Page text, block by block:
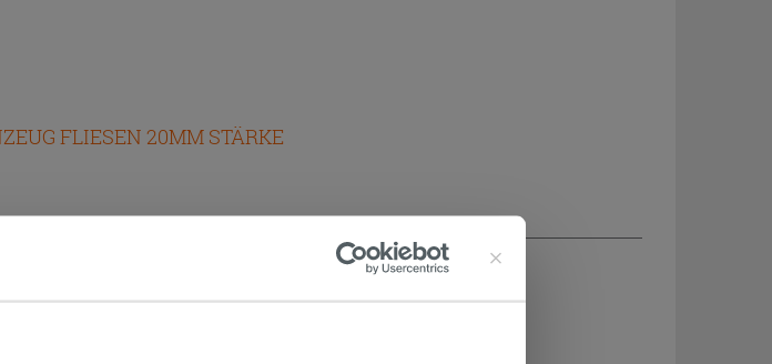
FLIESEN 20MM STÄRKE